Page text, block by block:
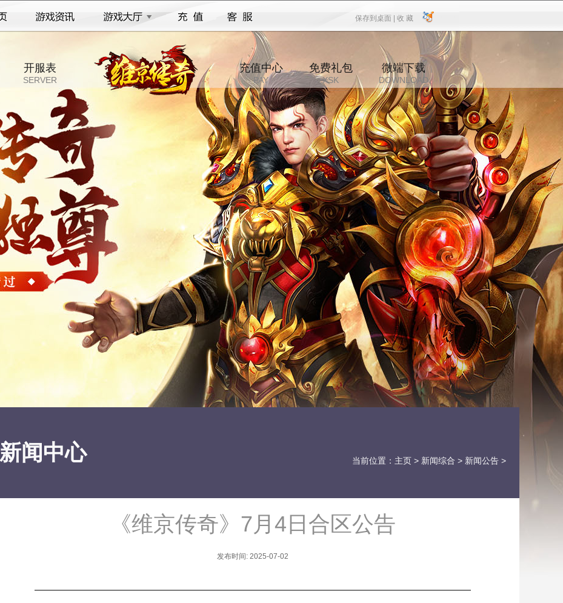
保存到桌面 |
保存到桌面 收 藏
收 藏
开服表
SERVER
充值中心
PAY
免费礼包
XSK
微端下载
DOWNLOAD
新闻中心 当前位置： 主页 > 新闻综合 > 新闻公告 >
《维京传奇》7月4日合区公告
发布时间: 2025-07-02